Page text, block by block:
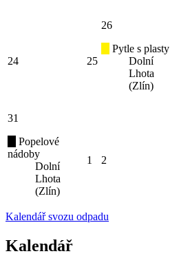
24 25
26
Pytle s plasty
Dolní
Lhota
(Zlín)
31
Popelové
nádoby
Dolní
Lhota
(Zlín)
1 2
Kalendář svozu odpadu
Kalendář